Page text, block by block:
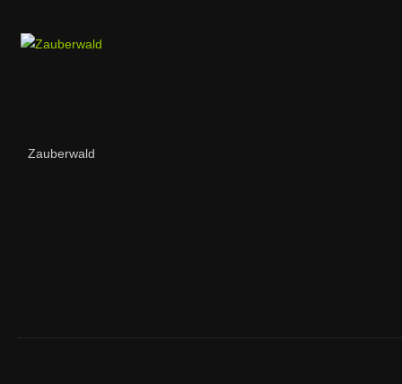
Zauberwald